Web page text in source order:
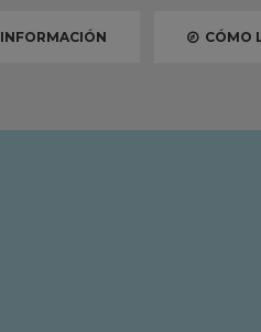
INFORMACIÓN CÓMO